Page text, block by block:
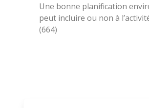
Une bonne planification
peut incluire ou non à
(664)